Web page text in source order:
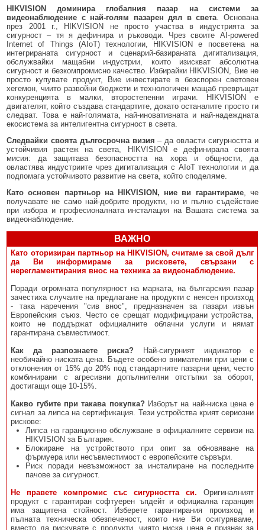
HIKVISION доминира глобалния пазар на системи за
видеонаблюдение с най-голям пазарен дял в света . Основана
през 2001 г., HIKVISION не просто участва в индустрията за
сигурност – тя я дефинира и ръководи. Чрез своите AI-powered
Internet of Things (AIoT) технологии, HIKVISION е посветена на
интегрираната сигурност и сценарий-базираната дигитализация,
обслужвайки мащабни индустрии, които изискват абсолютна
сигурност и безкомпромисно качество. Избирайки HIKVISION, Вие не
просто купувате продукт, Вие инвестирате в безспорен световен
хегемон, чиито развойни бюджети и технологичен мащаб превръщат
конкуренцията в малки, второстепенни играчи. HIKVISION е
двигателят, който създава стандартите, докато останалите просто ги
следват. Това е най-голямата, най-иновативната и най-надеждната
екосистема за интелигентна сигурност в света.
Следвайки своята дългосрочна визия – да овласти сигурността и
устойчивия растеж на света, HIKVISION е дефинирала своята
мисия: да защитава безопасността на хора и общности, да
овластява индустриите чрез дигитализация с AIoT технологии и да
подпомага устойчивото развитие на света, който споделяме.
Като основен партньор на HIKVISION, ние ви гарантираме, че
получавате не само най-добрите продукти, но и пълно съдействие
при избора и професионалната инсталация на Вашата система за
видеонаблюдение.
ВАЖНО
Като оторизиран партньор на HIKVISION, считаме за свой дълг
да Ви информираме за рисковете, свързани с
нерегламентирания внос на техника за видеонаблюдение.
Поради огромната популярност на марката, на българския пазар
зачестиха случаите на предлагане на продукти с неясен произход
- така наречения "сив внос", предназначен за пазари извън
Европейския съюз. Често се срещат модифицирани устройства,
които не поддържат официалните облачни услуги и нямат
гарантирана съвместимост.
Как да разпознаете риска?Най-сигурният индикатор е
необичайно ниската цена. Бъдете особено внимателни при цени с
отклонения от 15% до 20% под стандартните пазарни цени, често
комбинирани с агресивни допълнителни отстъпки за оборот,
достигащи още 10-15%.
Какво губите при такава покупка?Изборът на най-ниска цена е
сигнал за липса на сертификация. Тези устройства крият сериозни
рискове:
Липса на гаранционно обслужване в официалните сервизи на
HIKVISION за България.
Блокиране на устройството при опит за обновяване на
фърмуера или несъвместимост с европейските сървъри.
Риск поради невъзможност за инсталиране на последните
пачове за сигурност.
Не правете компромис със сигурността си. Оригиналният
продукт с гарантиран софтуерен ъпдейт и официална гаранция
има защитена стойност. Изберете гарантирания произход и
пълната техническа обезпеченост, които ние Ви осигуряваме,
вместо да рискувате с продукти, чиято ниска цена е признак за